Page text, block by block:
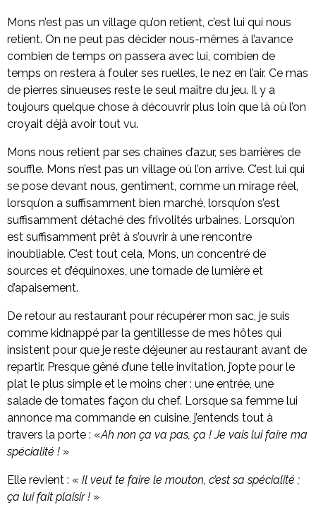
Mons n’est pas un village qu’on retient, c’est lui qui nous
retient. On ne peut pas décider nous-mêmes à l’avance
combien de temps on passera avec lui, combien de
temps on restera à fouler ses ruelles, le nez en l’air. Ce mas
de pierres sinueuses reste le seul maître du jeu. Il y a
toujours quelque chose à découvrir plus loin que là où l’on
croyait déjà avoir tout vu.
Mons nous retient par ses chaînes d’azur, ses barrières de
souffle. Mons n’est pas un village où l’on arrive. C’est lui qui
se pose devant nous, gentiment, comme un mirage réel,
lorsqu’on a suffisamment bien marché, lorsqu’on s’est
suffisamment détaché des frivolités urbaines. Lorsqu’on
est suffisamment prêt à s’ouvrir à une rencontre
inoubliable. C’est tout cela, Mons, un concentré de
sources et d’équinoxes, une tornade de lumière et
d’apaisement.
De retour au restaurant pour récupérer mon sac, je suis
comme kidnappé par la gentillesse de mes hôtes qui
insistent pour que je reste déjeuner au restaurant avant de
repartir. Presque gêné d’une telle invitation, j’opte pour le
plat le plus simple et le moins cher : une entrée, une
salade de tomates façon du chef. Lorsque sa femme lui
annonce ma commande en cuisine, j’entends tout à
travers la porte : «Ah non ça va pas, ça ! Je vais lui faire ma
spécialité ! »
Elle revient : « Il veut te faire le mouton, c’est sa spécialité ;
ça lui fait plaisir ! »